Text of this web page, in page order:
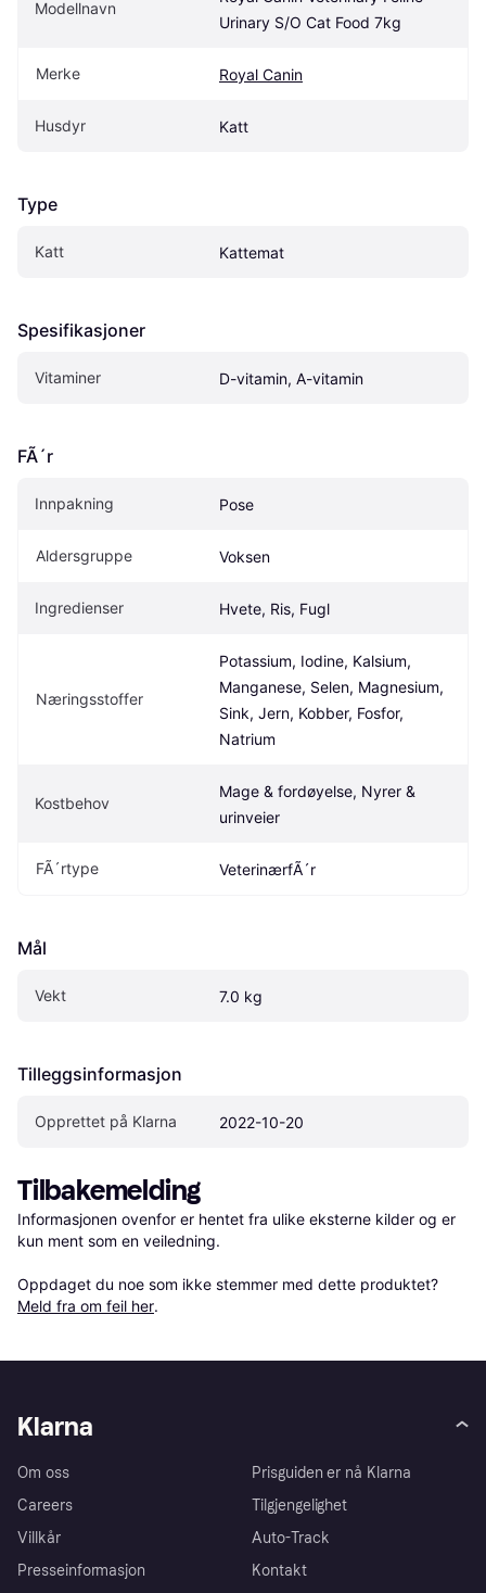
Modellnavn
Urinary S/O Cat Food 7kg
Merke Royal Canin
Husdyr Katt
Type
Katt Kattemat
Spesifikasjoner
Vitaminer D-vitamin, A-vitamin
FÃ´r
Innpakning Pose
Aldersgruppe Voksen
Ingredienser Hvete, Ris, Fugl
Næringsstoffer
Potassium, Iodine, Kalsium,
Manganese, Selen, Magnesium,
Sink, Jern, Kobber, Fosfor,
Natrium
Kostbehov
Mage & fordøyelse, Nyrer &
urinveier
FÃ´rtype VeterinærfÃ´r
Mål
Vekt 7.0 kg
Tilleggsinformasjon
Opprettet på Klarna 2022-10-20
Tilbakemelding
Informasjonen ovenfor er hentet fra ulike eksterne kilder og er
kun ment som en veiledning.
Oppdaget du noe som ikke stemmer med dette produktet?
Meld fra om feil her.
Klarna
Om oss
Careers
Villkår
Presseinformasjon
Prisguiden er nå Klarna
Tilgjengelighet
Auto-Track
Kontakt